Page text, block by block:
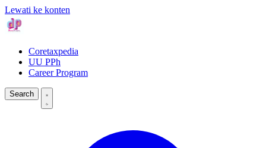
Lewati ke konten
Coretaxpedia
UU PPh
Career Program
Search